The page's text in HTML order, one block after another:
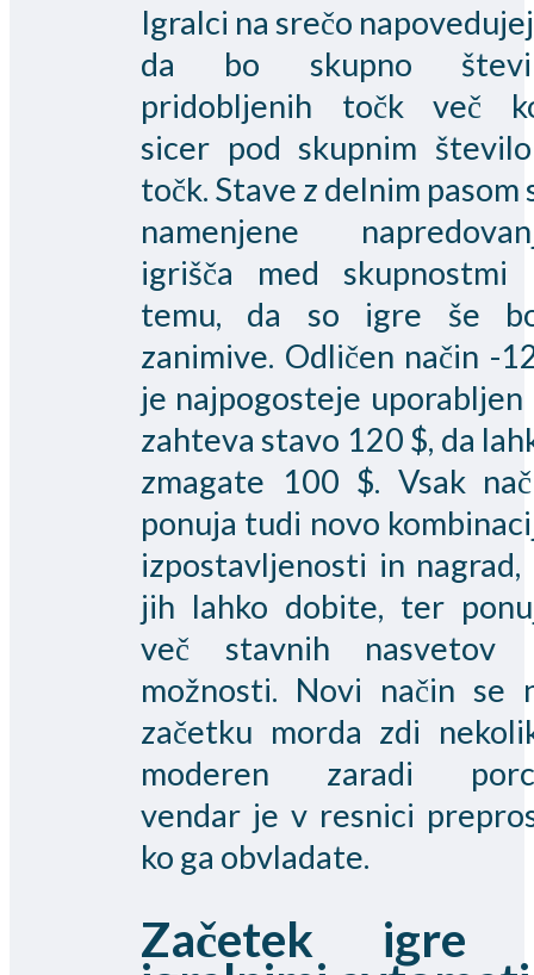
Igralci na srečo
da bo skupno
pridobljenih točk več
sicer pod skupnim
točk. Stave z delnim pasom
namenjene
igrišča med skupnostmi
temu, da so igre še
zanimive. Odličen način -
je najpogosteje uporabljen
zahteva stavo 120 $, da
zmagate 100 $. Vsak
ponuja tudi novo
izpostavljenosti in nagrad,
jih lahko dobite, ter
več stavnih nasvetov
možnosti. Novi način se
začetku morda zdi
moderen zaradi
vendar je v resnici
ko ga obvladate.
Začetek igre